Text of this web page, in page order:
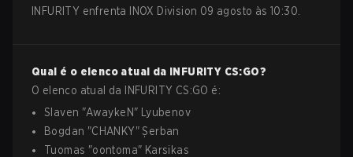
INFURITY enfrenta INOX Division 09 agosto às 10:30.
Qual é o elenco atual da INFURITY CS:GO?
O elenco atual da
INFURITY CS:GO é:
Slaven "AwaykeN"
Lyubenov
Bogdan "CHANKY"Șerban
Tuomas "oontoma" Karsikas